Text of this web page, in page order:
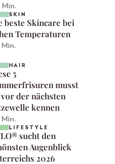
Min.
SKIN
beste Skincare bei
Temperaturen
Min.
HAIR
5
musst
der nächsten
kennen
Min.
LIFESTYLE
sucht den
Augenblick
2026